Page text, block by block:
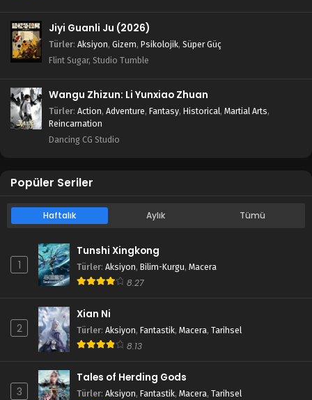
Jiyi Guanli Ju (2026)
Türler: Aksiyon, Gizem, Psikolojik, Süper Güç
Flint Sugar, Studio Tumble
Wangu Zhizun: Li Yunxiao Zhuan
Türler: Action, Adventure, Fantasy, Historical, Martial Arts,
Reincarnation
Dancing CG Studio
Popüler Seriler
Haftalık Aylık Tümü
1
Tunshi Xingkong
Türler: Aksiyon, Bilim-Kurgu, Macera
8.27
2
Xian Ni
Türler: Aksiyon, Fantastik, Macera, Tarihsel
8.13
3
Tales of Herding Gods
Türler: Aksiyon, Fantastik, Macera, Tarihsel